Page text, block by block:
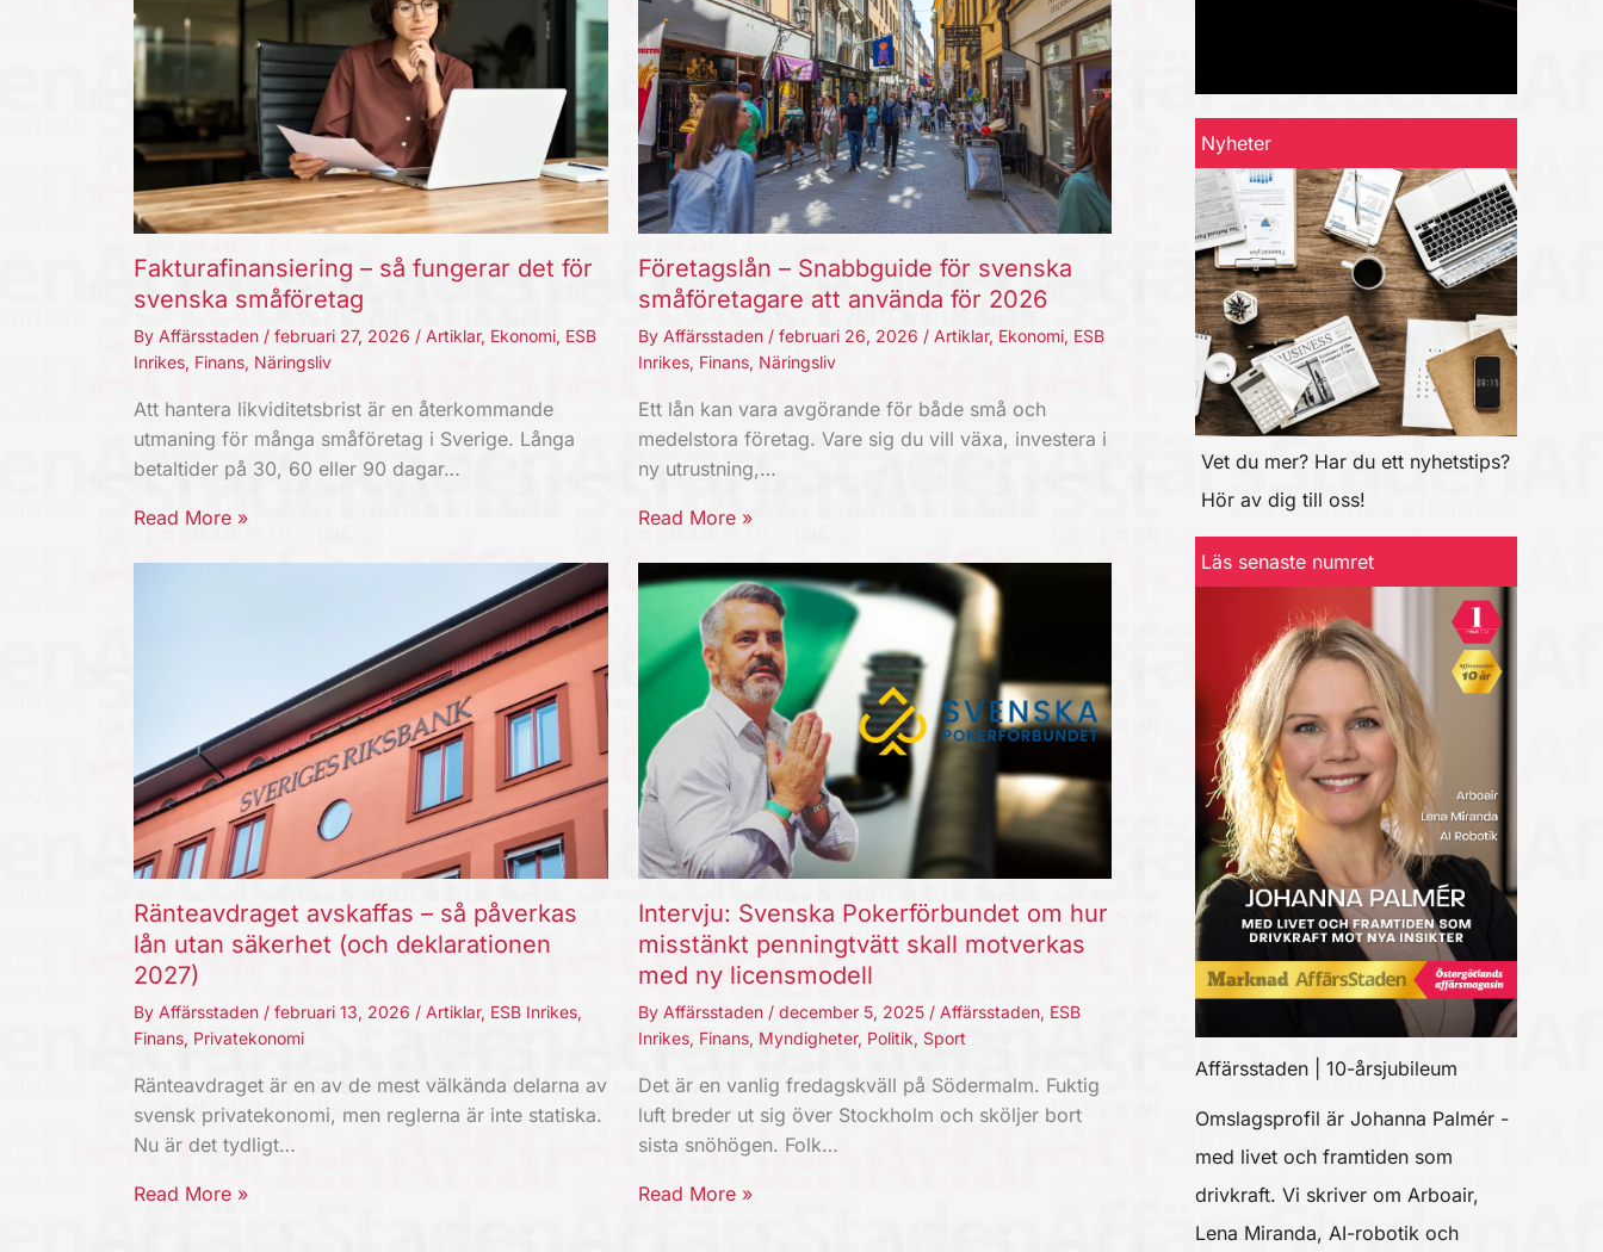
Fakturafinansiering – så fungerar det för
svenska småföretag
By Affärsstaden / februari 27, 2026 / Artiklar, Ekonomi, ESB
Inrikes, Finans, Näringsliv
Att hantera likviditetsbrist är en återkommande
utmaning för många småföretag i Sverige. Långa
betaltider på 30, 60 eller 90 dagar…
Read More »
Företagslån – Snabbguide för svenska
småföretagare att använda för 2026
By Affärsstaden / februari 26, 2026 / Artiklar, Ekonomi, ESB
Inrikes, Finans, Näringsliv
Ett lån kan vara avgörande för både små och
medelstora företag. Vare sig du vill växa, investera i
ny utrustning,…
Read More »
Ränteavdraget avskaffas – så påverkas
lån utan säkerhet (och deklarationen
2027)
By Affärsstaden / februari 13, 2026 / Artiklar, ESB Inrikes,
Finans, Privatekonomi
Ränteavdraget är en av de mest välkända delarna av
svensk privatekonomi, men reglerna är inte statiska.
Nu är det tydligt…
Read More »
Intervju: Svenska Pokerförbundet om hur
misstänkt penningtvätt skall motverkas
med ny licensmodell
By Affärsstaden / december 5, 2025 / Affärsstaden, ESB
Inrikes, Finans, Myndigheter, Politik, Sport
Det är en vanlig fredagskväll på Södermalm. Fuktig
luft breder ut sig över Stockholm och sköljer bort
sista snöhögen. Folk…
Read More »
Nyheter
Vet du mer? Har du ett nyhetstips?
Hör av dig till oss!
Läs senaste numret
Affärsstaden | 10-årsjubileum
Omslagsprofil är Johanna Palmér -
med livet och framtiden som
drivkraft. Vi skriver om Arboair,
Lena Miranda, AI-robotik och